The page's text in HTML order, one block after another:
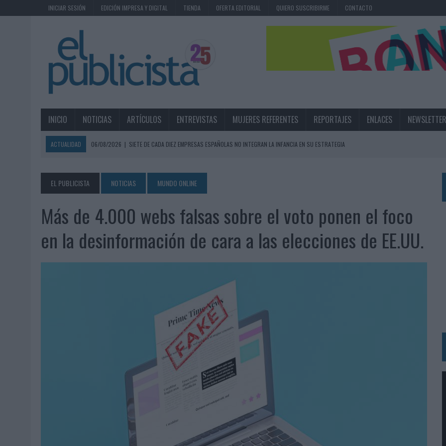
INICIAR SESIÓN EDICIÓN IMPRESA Y DIGITAL TIENDA OFERTA EDITORIAL QUIERO SUSCRIBIRME CONTACTO
INICIO NOTICIAS ARTÍCULOS ENTREVISTAS MUJERES REFERENTES REPORTAJES ENLACES NEWSLETTER
ACTUALIDAD 06/08/2026 | SIETE DE CADA DIEZ EMPRESAS ESPAÑOLAS NO INTEGRAN LA INFANCIA EN SU ESTRATEGIA
06/08/2026 | EL USO DE LA IA GENERATIVA ALCANZA YA AL 62% DE LOS ESPAÑOLES
06/08/2026
SYSTEM1 NOMBRA A KIMBERLY BASTONI COMO NUEVA DIRECTORA COMERCIAL GLOBAL
06/08/2026 |
FRIGO Y UNIQLO LANZAN UNA COLECCIÓN PERSONALIZABLE INSPIRADA EN CORNETTO, CALIPPO Y SOLERO
06/08/2026
LA IA ESTÁ SUBIENDO EL LISTÓN DE LA CREATIVIDAD
LOPESAN HOTELS & RESORTS ACERCA EL PARAÍSO CANARIO EN SU ÚLTIMA CAMPAÑA INTERNACIONAL
LUIS ARQUILLOS (BURGO DE ARIAS): “LA CONSTRUCCIÓN DE MARCA A LARGO PLAZO Y LA MEDICIÓN SON DOS CARAS DE LA MISMA
‘EL PARAÍSO MÁS CERCA’, DE 22GRADOS PARA LOPESAN HOTELS & RESORTS
‘LA ÚNICA CERVEZA DEL MUNDO QUE SE DISFRUTA DOS VECES’, DE INUSUALY PARA CERVEZA CAPAZ
‘EL FÚTBOL SIN LAS PERSONAS’, DE DENTSU CREATIVE PARA ORANGE
CAPAZ, LA CERVEZA QUE CONVIERTE CADA BOTELLA EN UNA OPORTUNIDAD DE INCLUSIÓN
BABARIA Y MAXIBON SON ‘EL MATCH PERFECTO DEL VERANO’
AUDIBLE REIVINDICA EL PODER TRANSFORMADOR DEL AUDIO EN SU NUEVA CAMPAÑA GLOBAL DE MARCA
‘VUELVE EL FÚTBOL. VUELVE A SOÑAR’, DE VML PARA MOVISTAR
EL PUBLICISTA NOTICIAS MUNDO ONLINE
Más de 4.000 webs falsas sobre el voto ponen el foco
en la desinformación de cara a las elecciones de EE.UU.